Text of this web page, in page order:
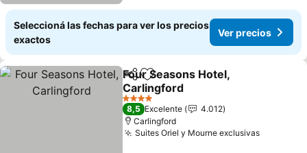
Seleccioná las fechas para ver los precios
exactos
Ver precios
CompartirAñadir a favoritos
Four Seasons Hotel,
Carlingford
Ver precios
4 Estrellas
8,5 Excelente
4.012
Carlingford
Suites Oriel y Mourne exclusivasVer